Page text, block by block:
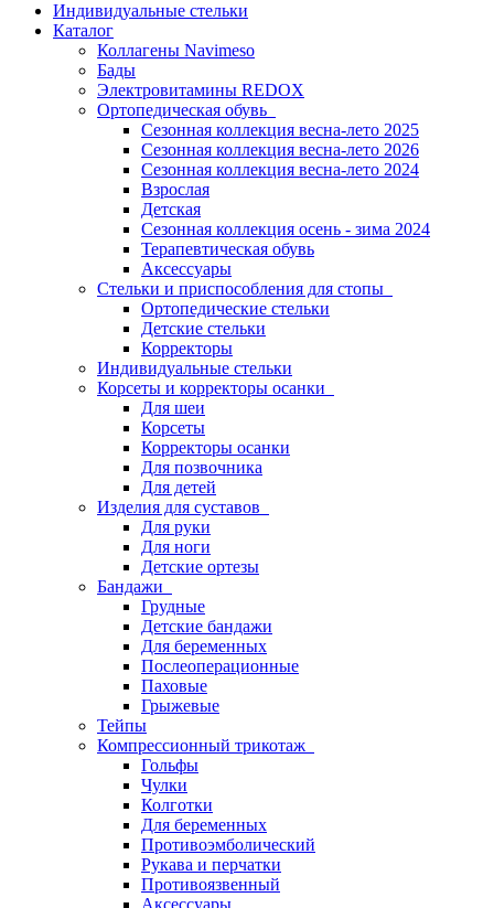
Индивидуальные стельки
Каталог
Коллагены Navimeso
Бады
Электровитамины REDOX
Ортопедическая обувь
Сезонная коллекция весна-лето 2025
Сезонная коллекция весна-лето 2026
Сезонная коллекция весна-лето 2024
Взрослая
Детская
Сезонная коллекция осень - зима 2024
Терапевтическая обувь
Аксессуары
Стельки и приспособления для стопы
Ортопедические стельки
Детские стельки
Корректоры
Индивидуальные стельки
Корсеты и корректоры осанки
Для шеи
Корсеты
Корректоры осанки
Для позвочника
Для детей
Изделия для суставов
Для руки
Для ноги
Детские ортезы
Бандажи
Грудные
Детские бандажи
Для беременных
Послеоперационные
Паховые
Грыжевые
Тейпы
Компрессионный трикотаж
Гольфы
Чулки
Колготки
Для беременных
Противоэмболический
Рукава и перчатки
Противоязвенный
Аксессуары